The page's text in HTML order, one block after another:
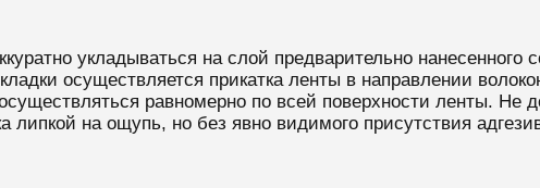
укладываться на слой предварительно нанесенного
осуществляется прикатка ленты в направлении
равномерно по всей поверхности ленты. Не
липкой на ощупь, но без явно видимого присутствия